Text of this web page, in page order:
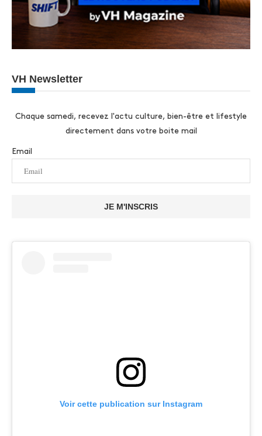
VH Newsletter
Chaque samedi, recevez l'actu culture, bien-être et lifestyle
directement dans votre boite mail
Email
JE M'INSCRIS
Voir cette publication sur Instagram